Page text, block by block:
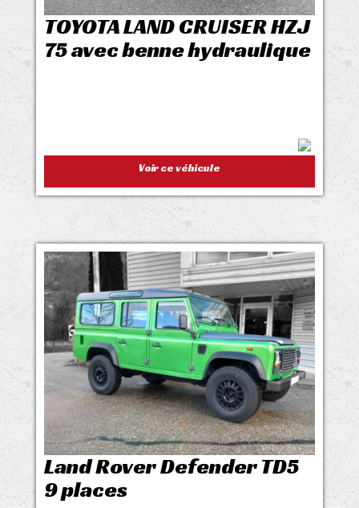
TOYOTA LAND CRUISER HZJ
75 avec benne hydraulique
Voir ce véhicule
Land Rover Defender TD5
9 places